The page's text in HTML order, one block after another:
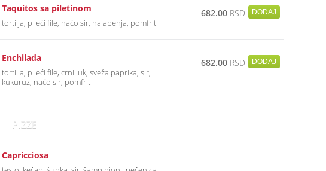
Taquitos sa piletinom
tortilja, pileći file, naćo sir, halapenja, pomfrit
682.00 RSD
Enchilada
tortilja, pileći file, crni luk, sveža paprika, sir,
kukuruz, naćo sir, pomfrit
682.00 RSD
PIZZE
Capricciosa